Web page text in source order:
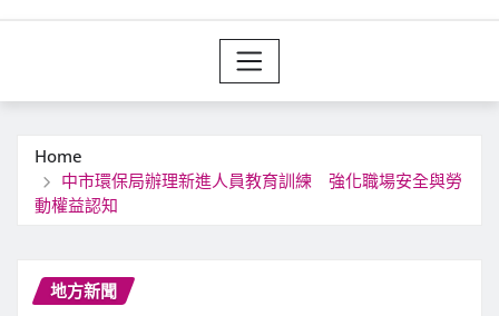
Home
中市環保局辦理新進人員教育訓練 強化職場安全與勞
動權益認知
地方新聞